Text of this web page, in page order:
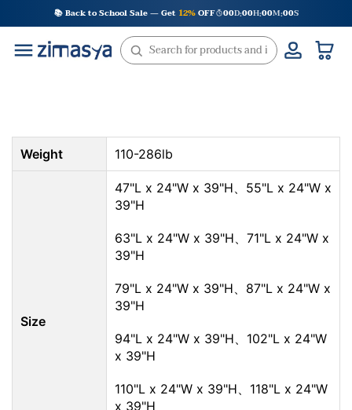
to
content
📚 Back to School Sale — Get 12%OFF 00D:00H:00M:00S
Weight 110-286lb
Size
47"L x 24"W x 39"H、55"L x 24"W x
39"H
63"L x 24"W x 39"H、71"L x 24"W x
39"H
79"L x 24"W x 39"H、87"L x 24"W x
39"H
94"L x 24"W x 39"H、102"L x 24"W
x 39"H
110"L x 24"W x 39"H、118"L x 24"W
x 39"H